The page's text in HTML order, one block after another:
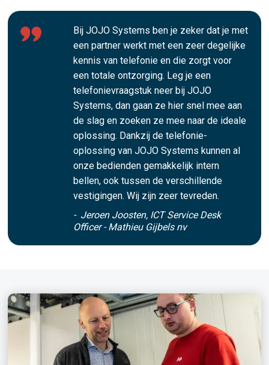
Bij JOJO Systems ben je zeker dat je met
een partner werkt met een zeer degelijke
kennis van telefonie en die zorgt voor
een totale ontzorging. Leg je een
telefonievraagstuk neer bij JOJO
Systems, dan gaan ze hier snel mee aan
de slag en zoeken ze mee naar de ideale
oplossing. Dankzij de telefonie-
oplossing van JOJO Systems kunnen al
onze bedienden gemakkelijk intern
bellen, ook tussen de verschillende
vestigingen. Wij zijn zeer tevreden.
- Jeroen Joosten, ICT Service Desk
Officer - Mathieu Gijbels nv